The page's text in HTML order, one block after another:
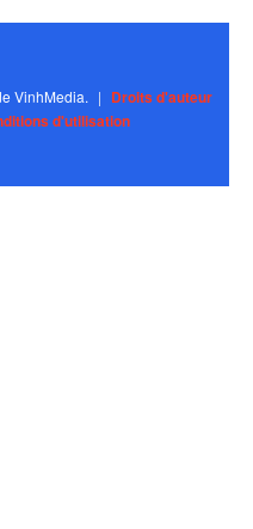
VinhMedia. | Droits d'auteur
d'utilisation